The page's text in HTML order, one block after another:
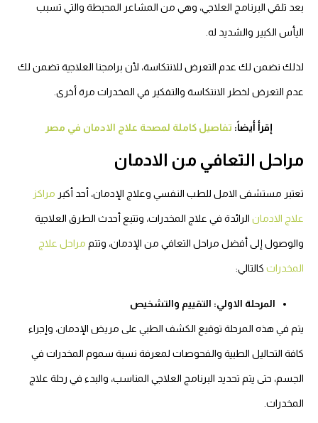
بعد تلقي البرنامج العلاجي، وهي من المشاعر المحبطة والتي تسبب
اليأس الكبير والشديد له.
لذلك نضمن لك عدم التعرض للانتكاسة، لأن برامجنا العلاجية تضمن لك
عدم التعرض لخطر الانتكاسة والتفكير في المخدرات مرة أخرى.
إقرأ أيضاً: تفاصيل كاملة لمصحة علاج الادمان في مصر
مراحل التعافي من الادمان
تعتبر مستشفى الامل للطب النفسي وعلاج الإدمان، أحد أكبر مراكز
علاج الادمان الرائدة في علاج المخدرات، وتتبع أحدث الطرق العلاجية
والوصول إلى أفضل مراحل التعافي من الإدمان، وتتم مراحل علاج
المخدرات كالتالي:
المرحلة الاولي: التقييم والتشخيص
يتم في هذه المرحلة توقيع الكشف الطبي على مريض الإدمان، وإجراء
كافة التحاليل الطبية والفحوصات لمعرفة نسبة سموم المخدرات في
الجسم، حتى يتم تحديد البرنامج العلاجي المناسب، والبدء في رحلة علاج
المخدرات.